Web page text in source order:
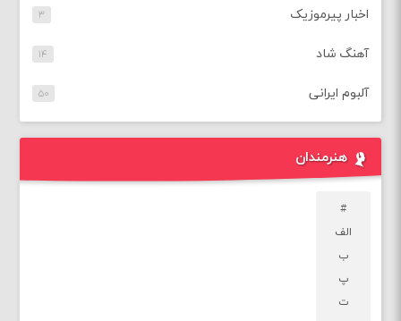
اخبار پیرموزیک ۳
آهنگ شاد ۱۴
آلبوم ایرانی ۵۰
هنرمندان
#
الف
ب
پ
ت